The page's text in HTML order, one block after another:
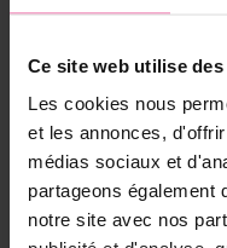
Ce site web utilise des
Les cookies nous
et les annonces,
médias sociaux et
partageons également
notre site avec nos
Taille: EU 65 (FR 80)
Bonnet: A